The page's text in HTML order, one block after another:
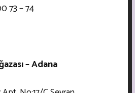
73 – 74
– Adana